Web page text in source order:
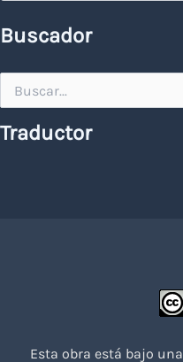
Buscador
por:
Traductor
Esta obra está bajo una